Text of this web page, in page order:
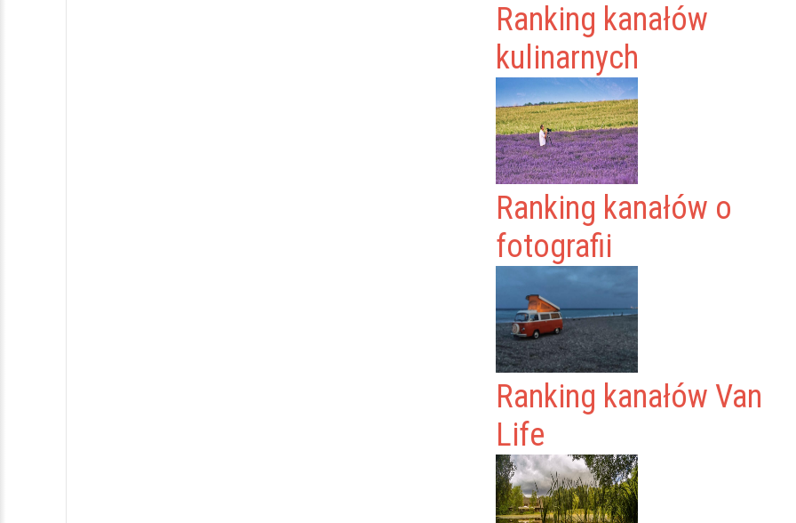
Ranking kanałów
kulinarnych
Ranking kanałów o
fotografii
Ranking kanałów Van
Life